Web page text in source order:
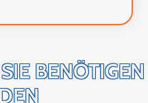
BENÖTIGEN